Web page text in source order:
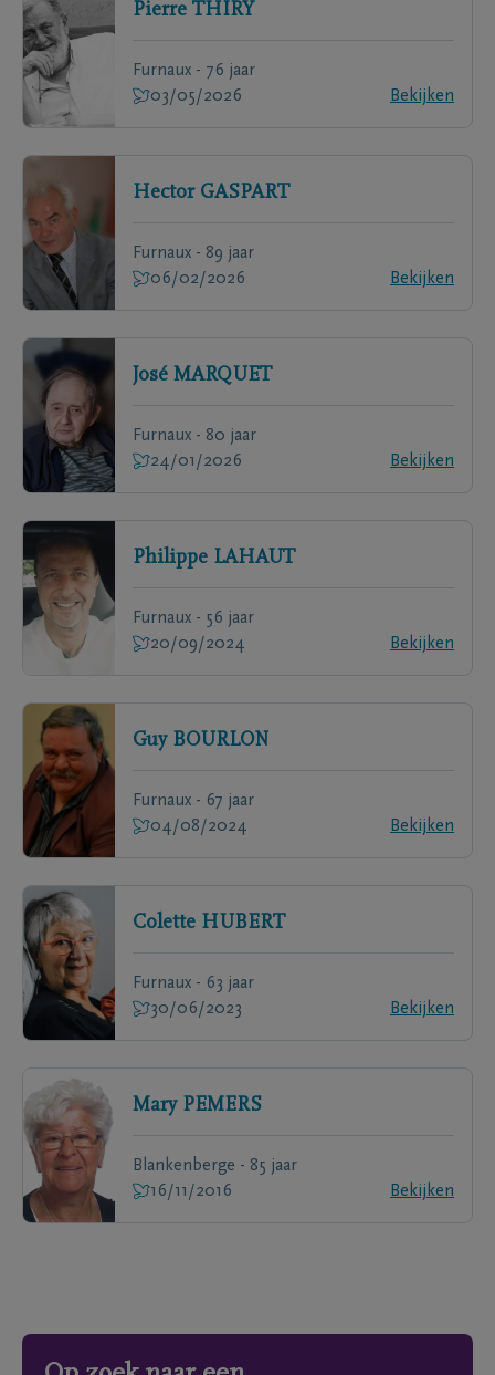
Pierre THIRY
Furnaux - 76 jaar
03/05/2026
Bekijken
Hector GASPART
Furnaux - 89 jaar
06/02/2026
Bekijken
José MARQUET
Furnaux - 80 jaar
24/01/2026
Bekijken
Philippe LAHAUT
Furnaux - 56 jaar
20/09/2024
Bekijken
Guy BOURLON
Furnaux - 67 jaar
04/08/2024
Bekijken
Colette HUBERT
Furnaux - 63 jaar
30/06/2023
Bekijken
Mary PEMERS
Blankenberge - 85 jaar
16/11/2016
Bekijken